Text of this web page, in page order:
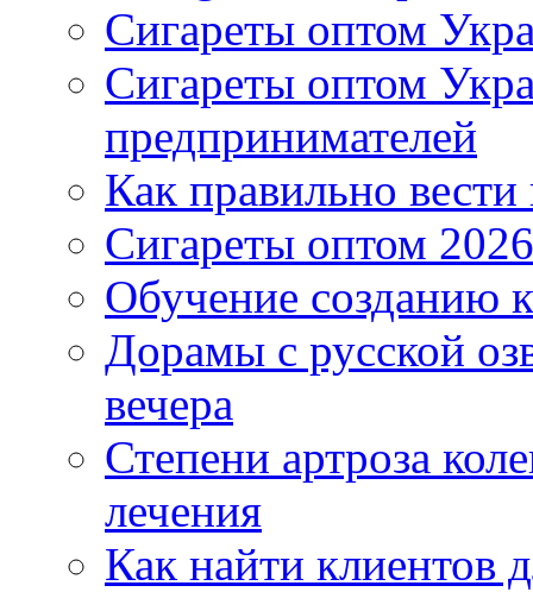
Сигареты оптом
Сигареты оптом
предпринимателей
Как правильно
Сигареты оптом
Обучение созданию
Дорамы с русской
вечера
Степени артроза
лечения
Как найти клиентов